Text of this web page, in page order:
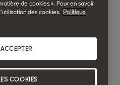
de cookies ». Pour en savoir
des cookies.
Politique
COOKIES